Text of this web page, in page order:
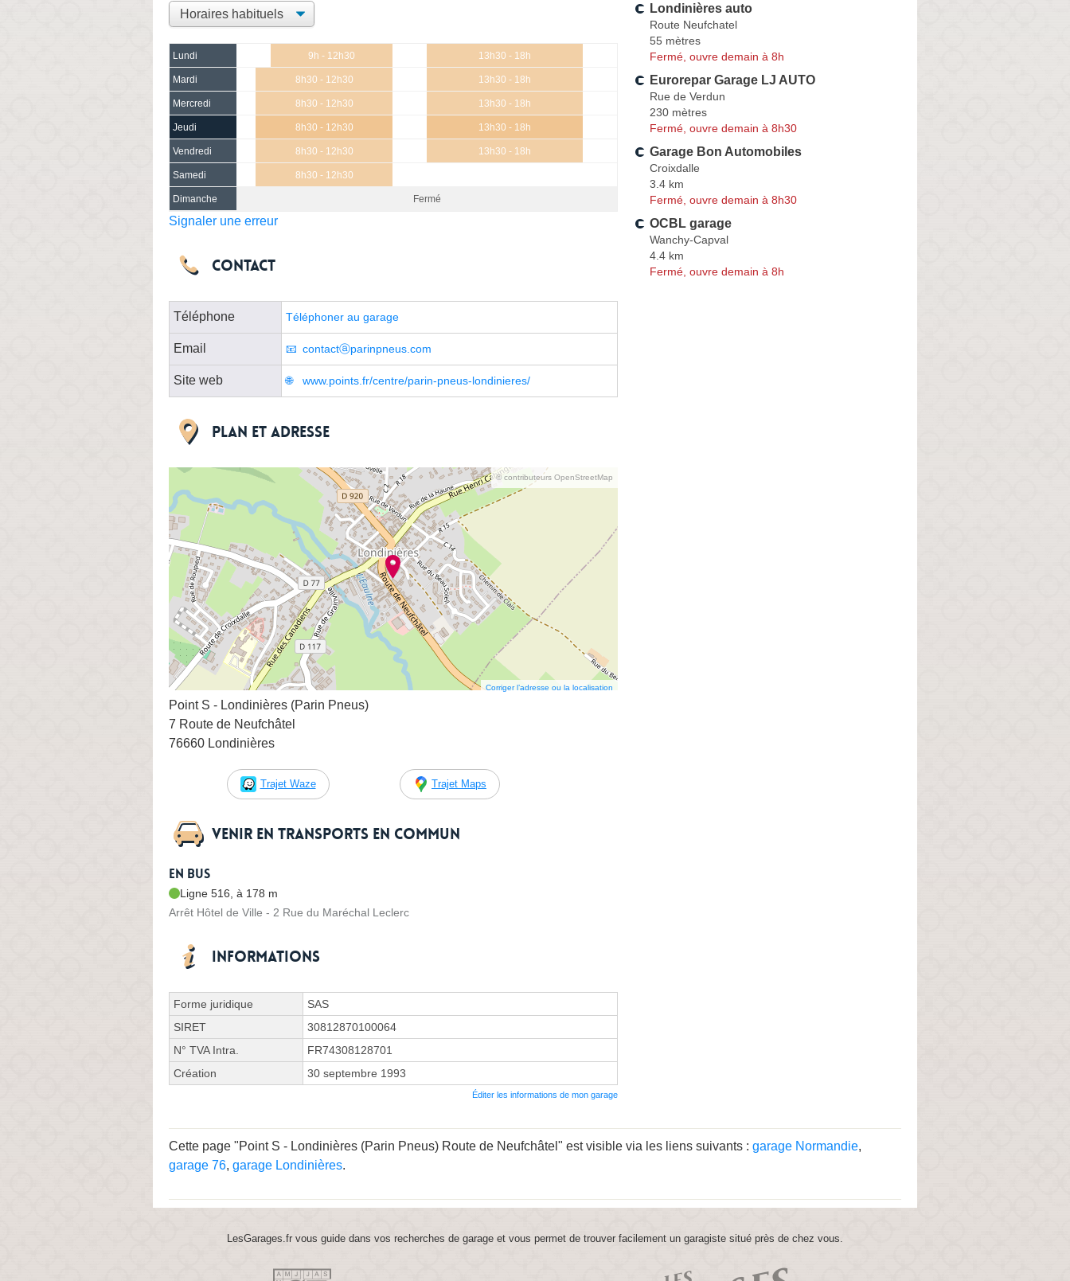
Lundi 9h - 12h30 13h30 - 18h
Mardi 8h30 - 12h30 13h30 - 18h
Mercredi 8h30 - 12h30 13h30 - 18h
Jeudi 8h30 - 12h30 13h30 - 18h
Vendredi 8h30 - 12h30 13h30 - 18h
Samedi 8h30 - 12h30
Dimanche Fermé
Signaler une erreur
Contact
Téléphone Téléphoner au garage
Email contactⓐparinpneus.com
Site web www.points.fr/centre/parin-pneus-londinieres/
Plan et adresse
© contributeurs OpenStreetMap
Corriger l’adresse ou la localisation
Point S - Londinières (Parin Pneus)
7 Route de Neufchâtel
76660 Londinières
Trajet Waze Trajet Maps
Venir en transports en commun
En bus
Ligne 516, à 178 m
Arrêt Hôtel de Ville - 2 Rue du Maréchal Leclerc
Informations
Forme juridique
SAS
SIRET
30812870100064
N° TVA Intra.
FR74308128701
Création
30 septembre 1993
Éditer les informations de mon garage
Londinières auto
Route Neufchatel
55 mètres
Fermé, ouvre demain à 8h
Eurorepar Garage LJ AUTO
Rue de Verdun
230 mètres
Fermé, ouvre demain à 8h30
Garage Bon Automobiles
Croixdalle
3.4 km
Fermé, ouvre demain à 8h30
OCBL garage
Wanchy-Capval
4.4 km
Fermé, ouvre demain à 8h
Cette page "Point S - Londinières (Parin Pneus) Route de Neufchâtel" est visible via les liens suivants : garage Normandie,
garage 76, garage Londinières.
LesGarages.fr vous guide dans vos recherches de garage et vous permet de trouver facilement un garagiste situé près de chez vous.